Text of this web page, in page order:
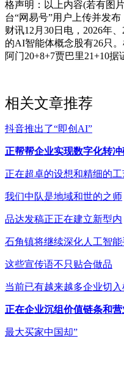
格声明：以上内容(若有图
台“网易号”用户上传并发
财讯12月30日电，2026年
的AI智能体概念股有26只
阿门20+8+7贾巴里21+10据
相关文章推荐
抖音推出了“即创AI”
正帮帮企业实现数字化转冲
正在超卓的设想和精细的
我们中队是地域和世的之师
品达发稿正正在建立新型内
石角镇将继续深化人工智
这些宣传语不只贴合做品
当前已有越来越多企业切
正在企业沉组价值链条和
最大买家中国却”